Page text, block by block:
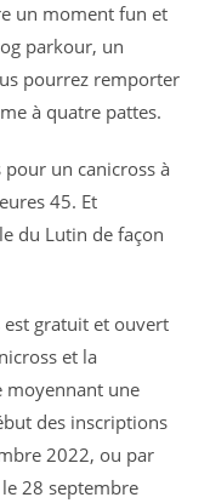
un moment fun et
parkour, un
pourrez remporter
à quatre pattes.
un canicross à
45. Et
du Lutin de façon
est gratuit et ouvert
et la
moyennant une
des inscriptions
2022, ou par
28 septembre